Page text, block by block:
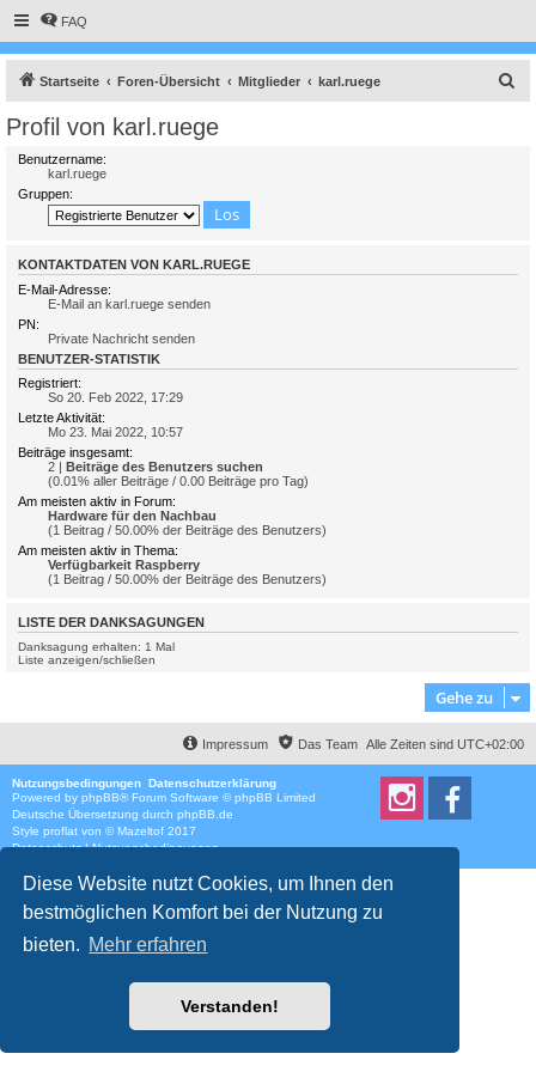
Diese Website nutzt Cookies, um Ihnen den
bestmöglichen Komfort bei der Nutzung zu
bieten. Mehr erfahren
Verstanden!
FAQ
Startseite Foren-Übersicht Mitglieder karl.ruege
Profil von karl.ruege
Benutzername:
karl.ruege
Gruppen:
KONTAKTDATEN VON KARL.RUEGE
E-Mail-Adresse:
E-Mail an karl.ruege senden
PN:
Private Nachricht senden
BENUTZER-STATISTIK
Registriert:
So 20. Feb 2022, 17:29
Letzte Aktivität:
Mo 23. Mai 2022, 10:57
Beiträge insgesamt:
2 | Beiträge des Benutzers suchen
(0.01% aller Beiträge / 0.00 Beiträge pro Tag)
Am meisten aktiv in Forum:
Hardware für den Nachbau
(1 Beitrag / 50.00% der Beiträge des Benutzers)
Am meisten aktiv in Thema:
Verfügbarkeit Raspberry
(1 Beitrag / 50.00% der Beiträge des Benutzers)
LISTE DER DANKSAGUNGEN
Danksagung erhalten: 1 Mal
Liste anzeigen/schließen
Gehe zu
Alle Zeiten sind UTC+02:00
Das Team
Impressum
Nutzungsbedingungen Datenschutzerklärung
Powered by phpBB® Forum Software © phpBB Limited
Deutsche Übersetzung durch phpBB.de
Style proflat von ©Mazeltof 2017
Datenschutz|Nutzungsbedingungen